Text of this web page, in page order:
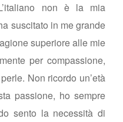
non è la mia
suscitato in me grande
superiore alle mie
per compassione,
Non ricordo un’età
passione, ho sempre
sento la necessità di